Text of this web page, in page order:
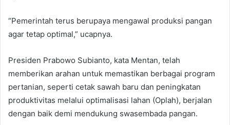
“Pemerintah terus berupaya mengawal produksi pangan
agar tetap optimal,” ucapnya.
Presiden Prabowo Subianto, kata Mentan, telah
memberikan arahan untuk memastikan berbagai program
pertanian, seperti cetak sawah baru dan peningkatan
produktivitas melalui optimalisasi lahan (Oplah), berjalan
dengan baik demi mendukung swasembada pangan.